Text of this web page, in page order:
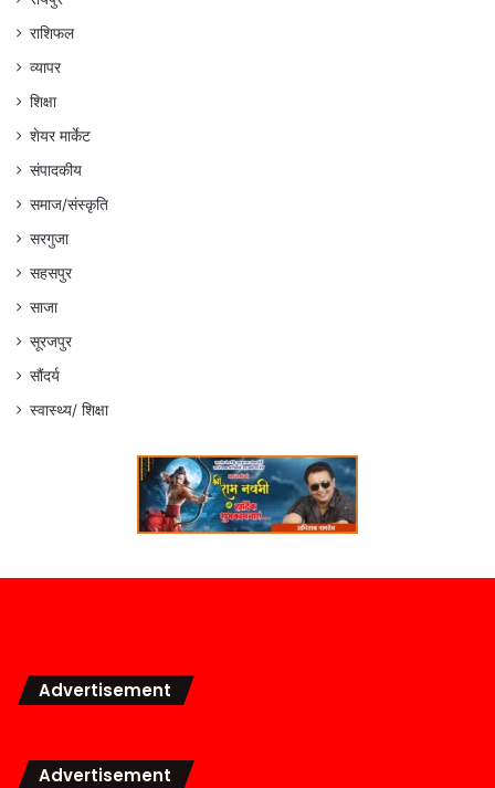
राशिफल
व्यापर
शिक्षा
शेयर मार्केट
संपादकीय
समाज/संस्कृति
सरगुजा
सहसपुर
साजा
सूरजपुर
सौंदर्य
स्वास्थ्य/ शिक्षा
Advertisement
Advertisement